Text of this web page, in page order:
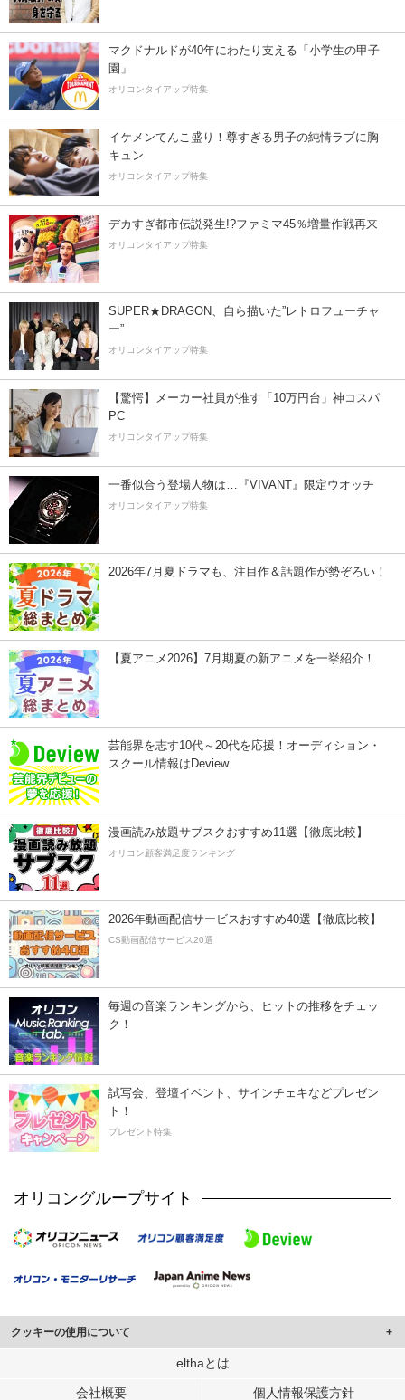
マクドナルドが40年にわたり支える「小学生の甲子
園」
オリコンタイアップ特集
イケメンてんこ盛り！尊すぎる男子の純情ラブに胸
キュン
オリコンタイアップ特集
デカすぎ都市伝説発生!?ファミマ45％増量作戦再来
オリコンタイアップ特集
SUPER★DRAGON、自ら描いた”レトロフューチャ
ー”
オリコンタイアップ特集
【驚愕】メーカー社員が推す「10万円台」神コスパ
PC
オリコンタイアップ特集
一番似合う登場人物は…『VIVANT』限定ウオッチ
オリコンタイアップ特集
2026年7月夏ドラマも、注目作＆話題作が勢ぞろい！
【夏アニメ2026】7月期夏の新アニメを一挙紹介！
芸能界を志す10代～20代を応援！オーディション・
スクール情報はDeview
漫画読み放題サブスクおすすめ11選【徹底比較】
オリコン顧客満足度ランキング
2026年動画配信サービスおすすめ40選【徹底比較】
CS動画配信サービス20選
毎週の音楽ランキングから、ヒットの推移をチェッ
ク！
試写会、登壇イベント、サインチェキなどプレゼン
ト！
プレゼント特集
オリコングループサイト
クッキーの使用について
このサイトでは Cookie を使用して、ユーザーに合わせたコンテンツや広告の
行っています。
elthaとは
会社概要 個人情報保護方針